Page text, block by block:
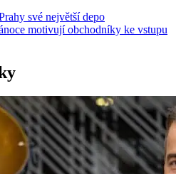
své největší depo
motivují obchodníky ke vstupu